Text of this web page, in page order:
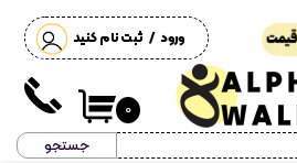
ورود / ثبت نام کنید
۰
جستجو